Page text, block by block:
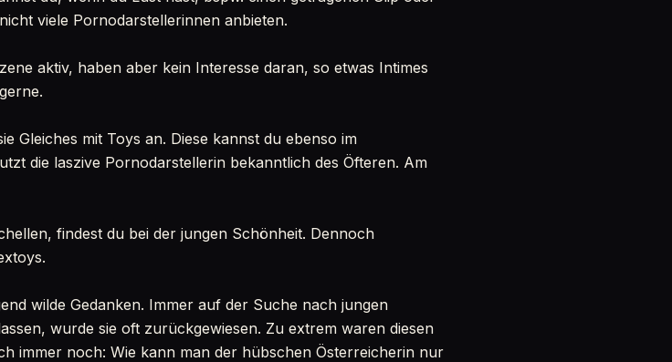
viele Pornodarstellerinnen anbieten.
aktiv, haben aber kein Interesse daran, so etwas Intimes
Gleiches mit Toys an. Diese kannst du ebenso im
die laszive Pornodarstellerin bekanntlich des Öfteren. Am
findest du bei der jungen Schönheit. Dennoch
wilde Gedanken. Immer auf der Suche nach jungen
wurde sie oft zurückgewiesen. Zu extrem waren diesen
immer noch: Wie kann man der hübschen Österreicherin nur